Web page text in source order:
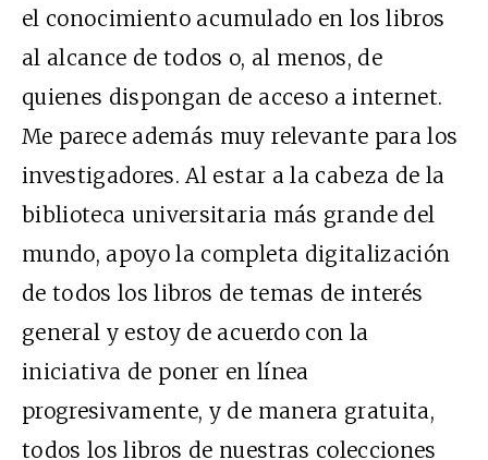
el conocimiento acumulado en los libros
al alcance de todos o, al menos, de
quienes dispongan de acceso a internet.
Me parece además muy relevante para los
investigadores. Al estar a la cabeza de la
biblioteca universitaria más grande del
mundo, apoyo la completa digitalización
de todos los libros de temas de interés
general y estoy de acuerdo con la
iniciativa de poner en línea
progresivamente, y de manera gratuita,
todos los libros de nuestras colecciones